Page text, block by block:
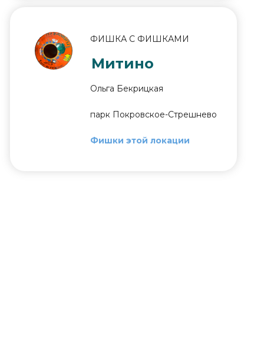
ФИШКА С ФИШКАМИ
Митино
Ольга Бекрицкая
парк Покровское-Стрешнево
Фишки этой локации